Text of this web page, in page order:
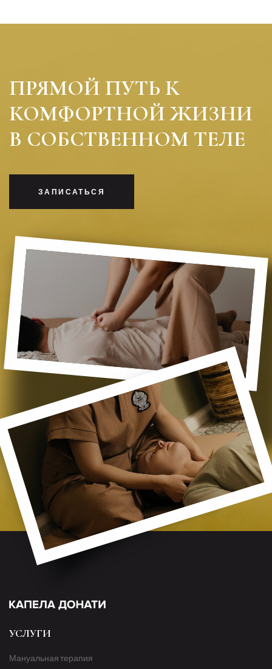
ПРЯМОЙ ПУТЬ К
КОМФОРТНОЙ ЖИЗНИ
В СОБСТВЕННОМ ТЕЛЕ
ЗАПИСАТЬСЯ
УСЛУГИ
Мануальная терапия